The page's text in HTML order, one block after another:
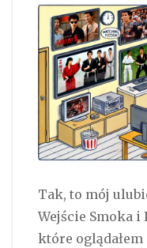
Tak, to mój
Wejście Smoka i
które